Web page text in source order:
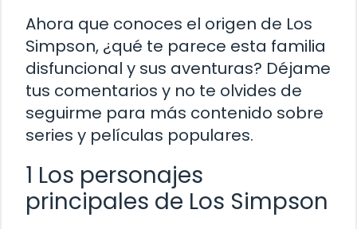
Ahora que conoces el origen de Los
Simpson, ¿qué te parece esta familia
disfuncional y sus aventuras? Déjame
tus comentarios y no te olvides de
seguirme para más contenido sobre
series y películas populares.
1 Los personajes
principales de Los Simpson